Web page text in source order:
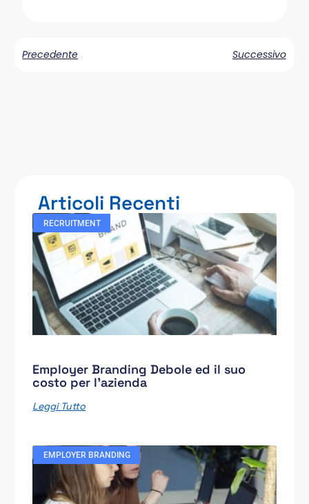
Precedente Successivo
Articoli Recenti
RECRUITMENT
Employer Branding Debole ed il suo
costo per l’azienda
Leggi Tutto
EMPLOYER BRANDING